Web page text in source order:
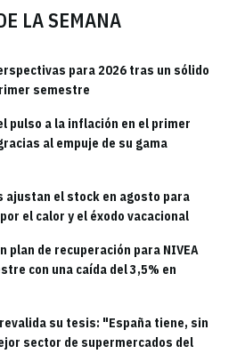
LA SEMANA
para 2026 tras un sólido
semestre
pulso a la inflación en el primer
al empuje de su gama
ajustan el stock en agosto para
el calor y el éxodo vacacional
plan de recuperación para NIVEA
con una caída del 3,5% en
su tesis: "España tiene, sin
sector de supermercados del